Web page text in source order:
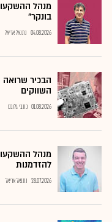
מנהל
בונקר"
04.08.2026 נתנאל אריאל
הבכיר שרואה
השווקים
01.08.2026 כתבי גלובס
מנהל
להזדמנות
28.07.2026 נתנאל אריאל